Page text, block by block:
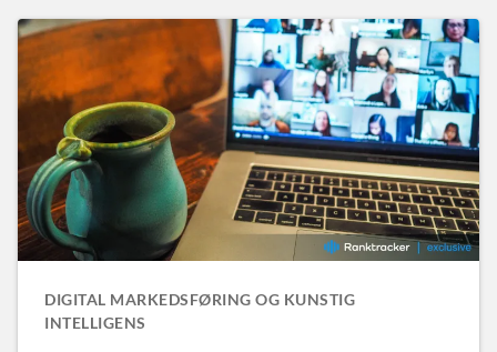
DIGITAL MARKEDSFØRING OG KUNSTIG
INTELLIGENS